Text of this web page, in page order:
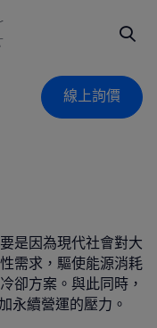
線上詢價
是因為現代社會對大
需求，驅使能源消耗
卻方案。與此同時，
永續營運的壓力。